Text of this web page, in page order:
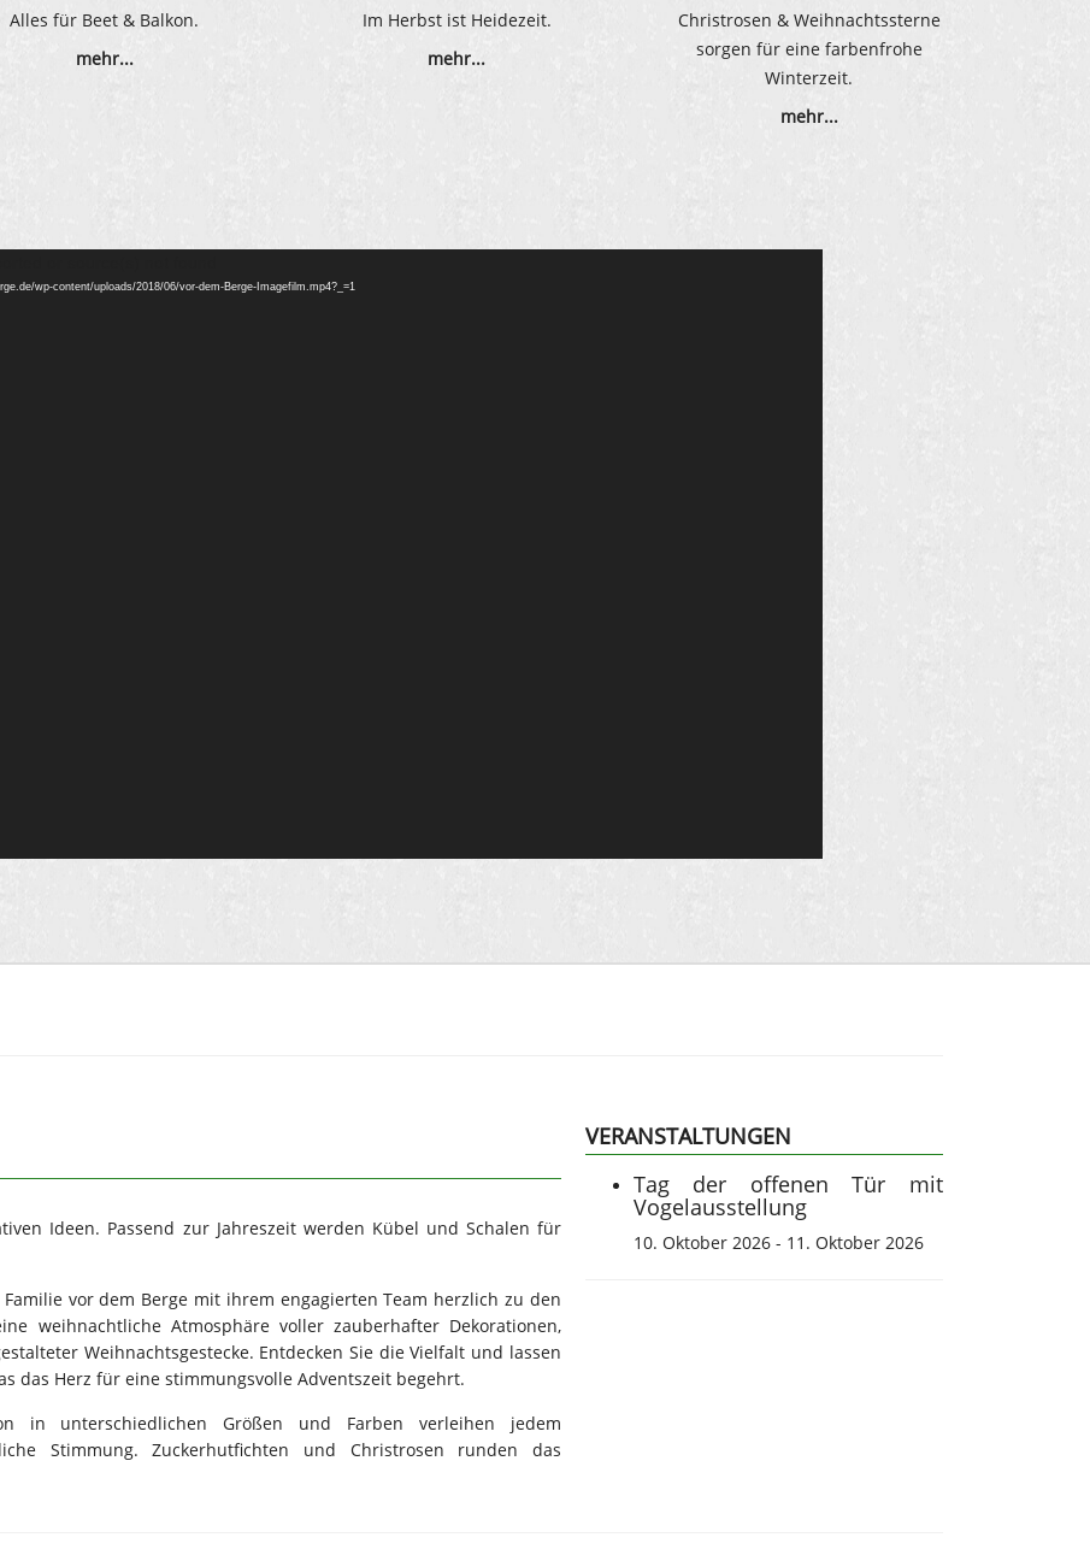
Alles für Beet & Balkon.
mehr...
Im Herbst ist Heidezeit.
mehr...
Christrosen & Weihnachtssterne
sorgen für eine farbenfrohe
Winterzeit.
mehr...
Player
wp-content/uploads/2018/06/vor-dem-Berge-Imagefilm.mp4?_=1
Ideen. Passend zur Jahreszeit werden Kübel und Schalen für
vor dem Berge mit ihrem engagierten Team herzlich zu den
weihnachtliche Atmosphäre voller zauberhafter Dekorationen,
Weihnachtsgestecke. Entdecken Sie die Vielfalt und lassen
das Herz für eine stimmungsvolle Adventszeit begehrt.
in unterschiedlichen Größen und Farben verleihen jedem
Stimmung. Zuckerhutfichten und Christrosen runden das
VERANSTALTUNGEN
Tag der offenen Tür mit
Vogelausstellung
10. Oktober 2026- 11. Oktober 2026